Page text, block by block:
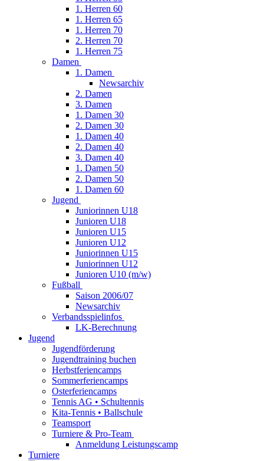
1. Herren 60
1. Herren 65
1. Herren 70
2. Herren 70
1. Herren 75
Damen
1. Damen
Newsarchiv
2. Damen
3. Damen
1. Damen 30
2. Damen 30
1. Damen 40
2. Damen 40
3. Damen 40
1. Damen 50
2. Damen 50
1. Damen 60
Jugend
Juniorinnen U18
Junioren U18
Junioren U15
Junioren U12
Juniorinnen U15
Juniorinnen U12
Junioren U10 (m/w)
Fußball
Saison 2006/07
Newsarchiv
Verbandsspielinfos
LK-Berechnung
Jugend
Jugendförderung
Jugendtraining buchen
Herbstferiencamps
Sommerferiencamps
Osterferiencamps
Tennis AG • Schultennis
Kita-Tennis • Ballschule
Teamsport
Turniere & Pro-Team
Anmeldung Leistungscamp
Turniere